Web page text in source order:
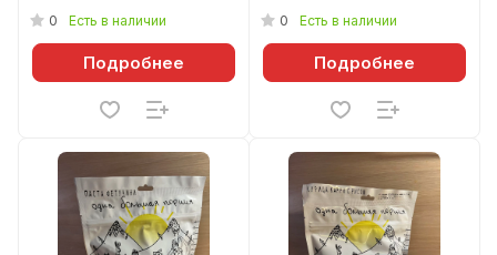
0 Есть в наличии
Подробнее
0 Есть в наличии
Подробнее